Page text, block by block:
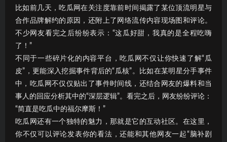
比如前几天，吃瓜网在关注度靠前时间揭露了某位顶流明星与
合作品牌解约的原因，还附上了网络流传内容现场图和评论。
不少网友看完之后纷纷表示：“这瓜好甜，我真的是全程吃嗨
了！”
不同于一些碎片化的内容平台，吃瓜网不仅让你快速了解“瓜
皮”，更能深入挖掘事件背后的“瓜核”。比如在某明星分手事件
中，吃瓜网不仅仅贴出了事件时间线，还结合网友的爆料和当
事人的回应分析其中的“深层逻辑”。看完之后，网友纷纷评论：
“简直是吃瓜中的福尔摩斯！”
吃瓜网还有一个独特的魅力，那就是它的互动社区。在这里，
你不仅可以评论发表你的看法，还能和其他网友一起“脑补剧